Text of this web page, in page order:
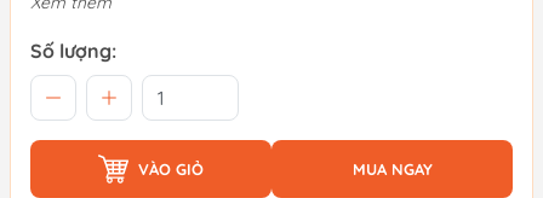
Số lượng:
VÀO GIỎ MUA NGAY